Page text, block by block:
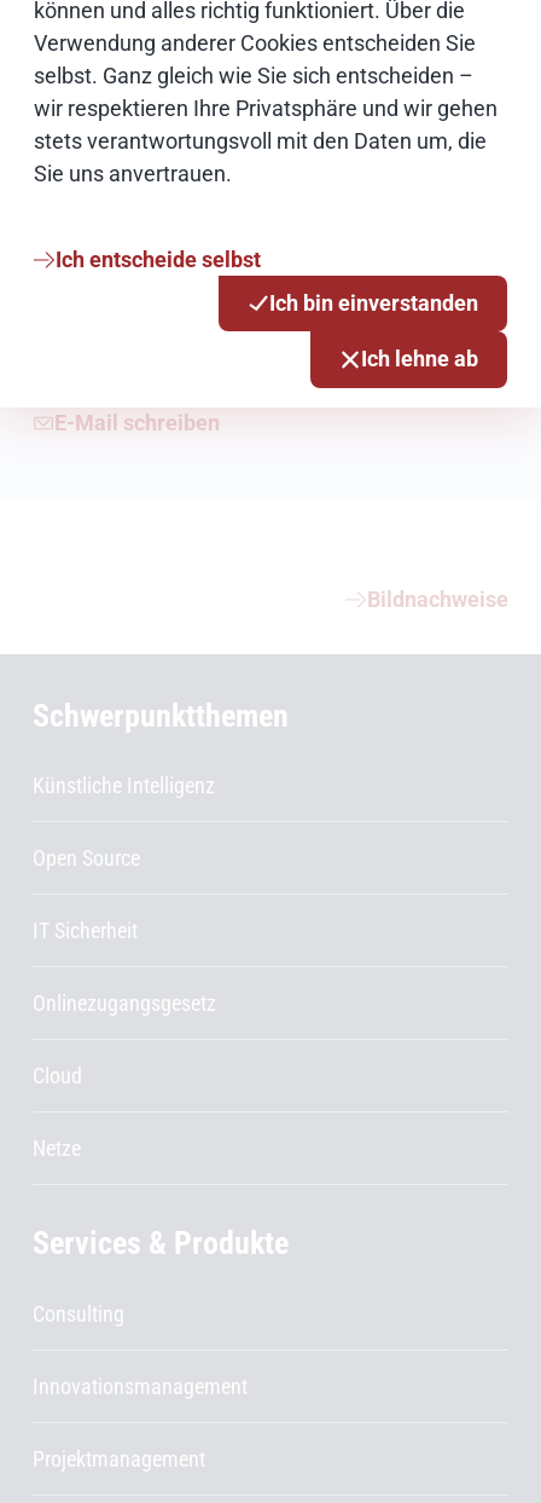
können und alles richtig funktioniert. Über die
Verwendung anderer Cookies entscheiden Sie
selbst. Ganz gleich wie Sie sich entscheiden –
wir respektieren Ihre Privatsphäre und wir gehen
stets verantwortungsvoll mit den Daten um, die
Sie uns anvertrauen.
Ich entscheide selbst
Ich bin einverstanden
Ich lehne ab
Karen Hoffmann-Abraham
Stellvertretende Pressesprecherin
E-Mail schreiben
Bildnachweise
Schwerpunktthemen
Künstliche Intelligenz
Open Source
IT Sicherheit
Onlinezugangsgesetz
Cloud
Netze
Services & Produkte
Consulting
Innovationsmanagement
Projektmanagement